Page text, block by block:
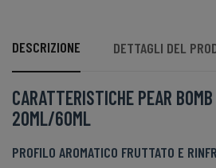
DESCRIZIONE DETTAGLI DEL
CARATTERISTICHE PEAR
20ML/60ML
PROFILO AROMATICO FRUTTATO E